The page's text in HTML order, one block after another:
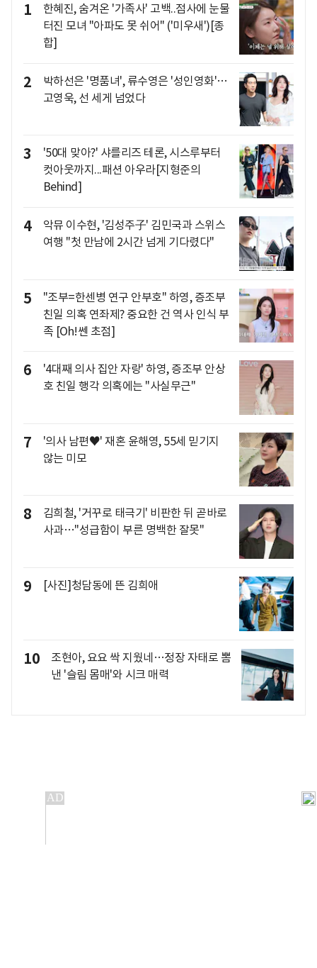
1
한혜진, 숨겨온 '가족사' 고백..점사에 눈물
터진 모녀 "아파도 못 쉬어" ('미우새')[종
합]
2
박하선은 '명품녀', 류수영은 '성인영화'…
고영욱, 선 세게 넘었다
3
'50대 맞아?' 샤를리즈 테론, 시스루부터
컷아웃까지...패션 아우라[지형준의
Behind]
4
악뮤 이수현, '김성주子' 김민국과 스위스
여행 "첫 만남에 2시간 넘게 기다렸다"
5
"조부=한센병 연구 안부호" 하영, 증조부
친일 의혹 연좌제? 중요한 건 역사 인식 부
족 [Oh!쎈 초점]
6
'4대째 의사 집안 자랑' 하영, 증조부 안상
호 친일 행각 의혹에는 "사실무근"
7
'의사 남편♥' 재혼 윤해영, 55세 믿기지
않는 미모
8
김희철, '거꾸로 태극기' 비판한 뒤 곧바로
사과…"성급함이 부른 명백한 잘못"
9 [사진]청담동에 뜬 김희애
10
조현아, 요요 싹 지웠네…정장 자태로 뽐
낸 '슬림 몸매'와 시크 매력